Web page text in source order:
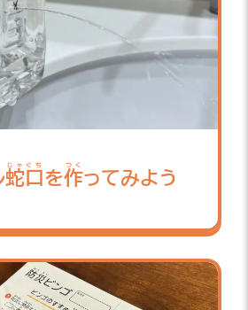
蛇口
じゃぐち
を作
つく
ってみよう